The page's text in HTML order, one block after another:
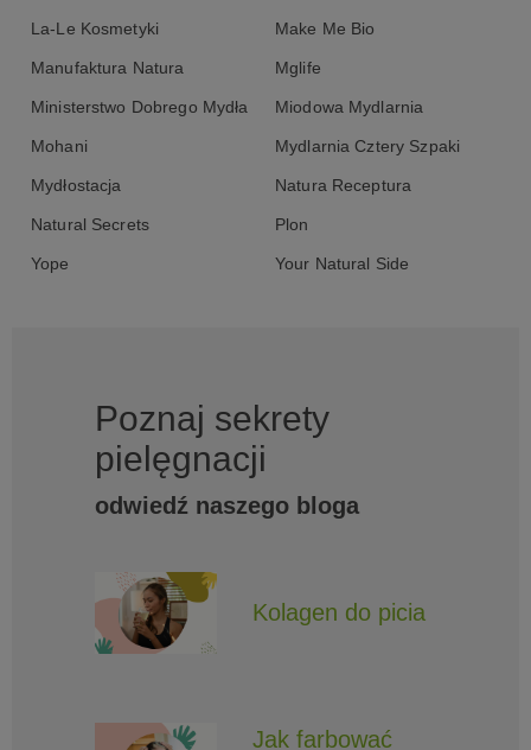
La-Le Kosmetyki Make Me Bio
Manufaktura Natura Mglife
Ministerstwo Dobrego Mydła Miodowa Mydlarnia
Mohani Mydlarnia Cztery Szpaki
Mydłostacja Natura Receptura
Natural Secrets Plon
Yope Your Natural Side
Poznaj sekrety
pielęgnacji
odwiedź naszego bloga
Kolagen do picia
Jak farbować